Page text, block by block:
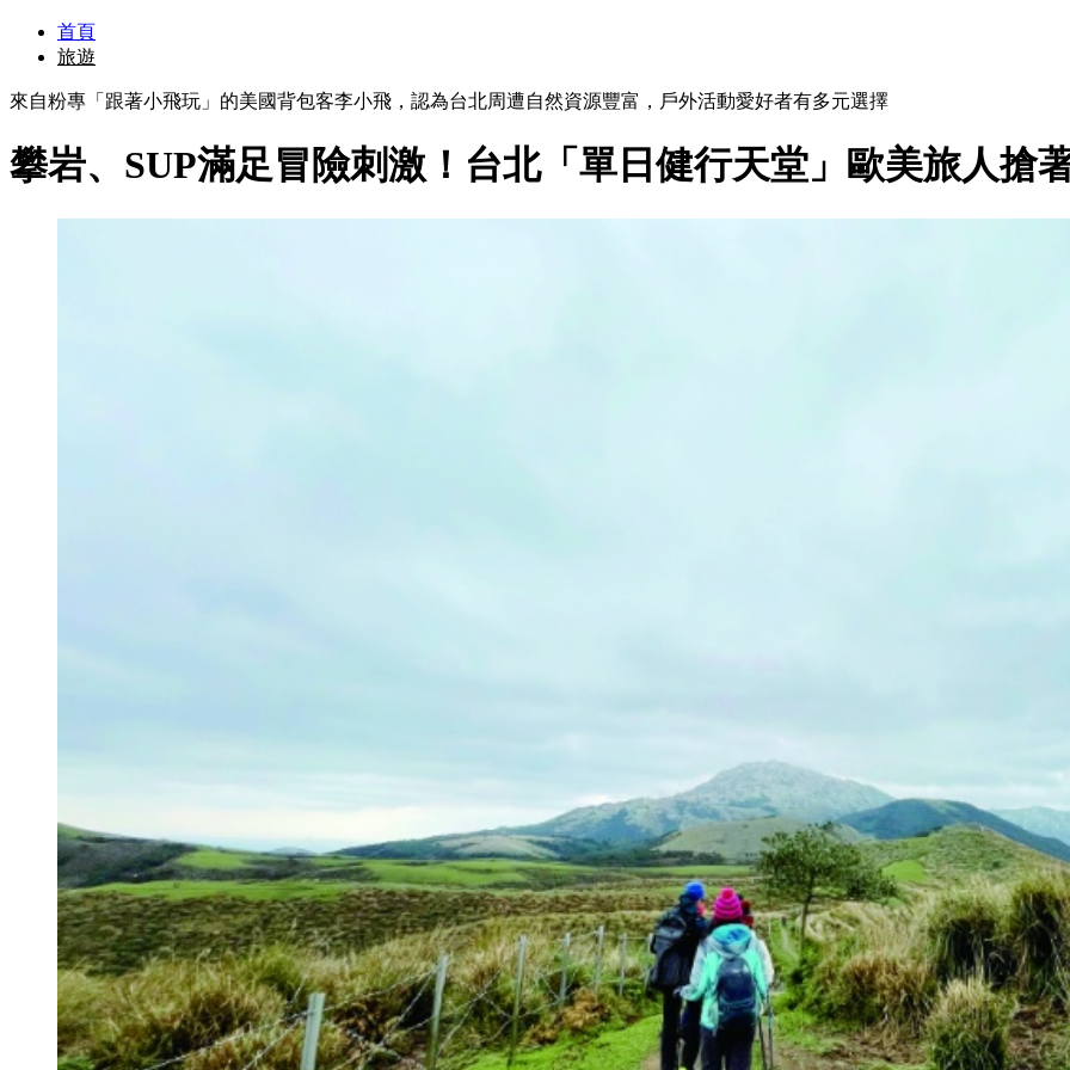
首頁
旅遊
來自粉專「跟著小飛玩」的美國背包客李小飛，認為台北周遭自然資源豐富，戶外活動愛好者有多元選擇
攀岩、SUP滿足冒險刺激！台北「單日健行天堂」歐美旅人搶